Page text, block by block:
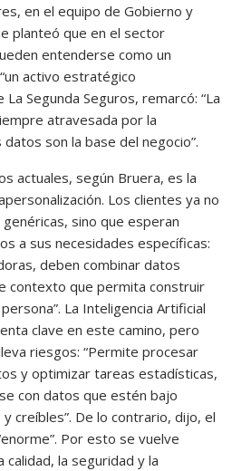
en el equipo de Gobierno y
planteó que en el sector
entenderse como un
activo estratégico
La Segunda Seguros, remarcó: “La
atravesada por la
son la base del negocio”.
actuales, según Bruera, es la
Los clientes ya no
sino que esperan
a sus necesidades específicas:
deben combinar datos
contexto que permita construir
La Inteligencia Artificial
clave en este camino, pero
riesgos: “Permite procesar
y optimizar tareas estadísticas,
con datos que estén bajo
creíbles”. De lo contrario, dijo, el
Por esto se vuelve
la seguridad y la